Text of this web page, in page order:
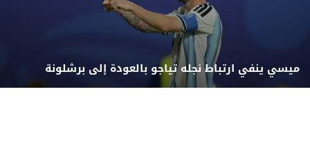
ميسي ينفي ارتباط نجله تياجو بالعودة إلى برشلونة